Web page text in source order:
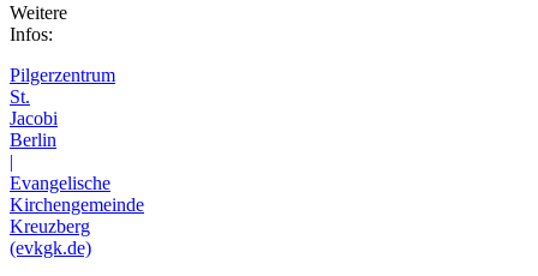
Weitere
Infos:
Pilgerzentrum
St.
Jacobi
Berlin
|
Evangelische
Kirchengemeinde
Kreuzberg
(evkgk.de)